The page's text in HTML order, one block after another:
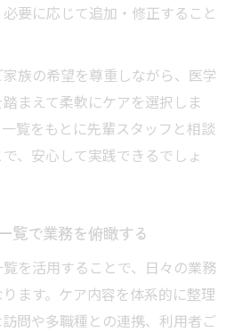
要に応じて追加・修正すること
族の希望を尊重しながら、医学
まえて柔軟にケアを選択しま
覧をもとに先輩スタッフと相談
、安心して実践できるでしょ
覧で業務を俯瞰する
を活用することで、日々の業務
ます。ケア内容を体系的に整理
問や多職種との連携、利用者ご